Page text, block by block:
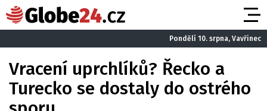
Pondělí 10. srpna, Vavřinec
Vracení uprchlíků? Řecko a
Turecko se dostaly do ostrého